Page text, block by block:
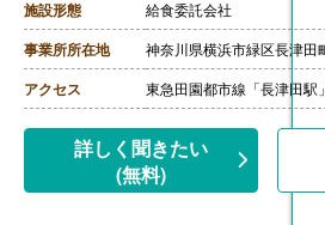
施設形態 給食委託会社
事業所所在地 神奈川県横浜市緑区長津田
アクセス 東急田園都市線「長津田駅
詳しく聞きたい
(無料)